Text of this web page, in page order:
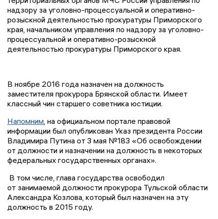
надзору за уголовно-процессуальной и оперативно-
розыскной деятельностью прокуратуры Приморского
края, начальником управления по надзору за уголовно-
процессуальной и оперативно-розыскной
деятельностью прокуратуры Приморского края.
В ноябре 2016 года назначен на должность
заместителя прокурора Брянской области. Имеет
классный чин старшего советника юстиции.
Напомним, на официальном портале правовой
информации был опубликован Указ президента России
Владимира Путина от 3 мая №183 «Об освобождении
от должности и назначении на должность в некоторых
федеральных государственных органах».
В том числе, глава государства освободил
от занимаемой должности прокурора Тульской области
Александра Козлова, который был назначен на эту
должность в 2015 году.